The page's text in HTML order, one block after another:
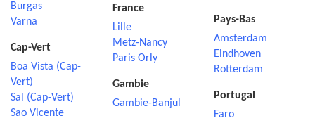
Burgas
Varna
Cap-Vert
Boa Vista (Cap-
Vert)
Sal (Cap-Vert)
Sao Vicente
France
Lille
Metz-Nancy
Paris Orly
Gambie
Gambie-Banjul
Pays-Bas
Amsterdam
Eindhoven
Rotterdam
Portugal
Faro